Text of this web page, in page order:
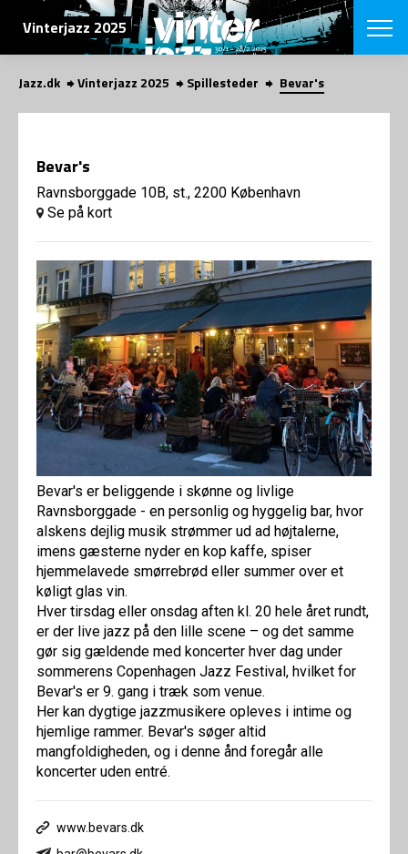
SØG
Vinterjazz 2025
English
VINTERJAZZ
App
App
Presse/
Om
Om
Kontakt
Om fonden
Om
SHOP
Jazz.dk Vinterjazz 2025 Spillesteder Bevar's
Bevar's
Ravnsborggade 10B, st., 2200 København
Se på kort
Bevar's er beliggende i skønne og livlige
Ravnsborggade - en personlig og hyggelig bar, hvor
alskens dejlig musik strømmer ud ad højtalerne,
imens gæsterne nyder en kop kaffe, spiser
hjemmelavede smørrebrød eller summer over et
køligt glas vin.
Hver tirsdag eller onsdag aften kl. 20 hele året rundt,
er der live jazz på den lille scene – og det samme
gør sig gældende med koncerter hver dag under
sommerens Copenhagen Jazz Festival, hvilket for
Bevar's er 9. gang i træk som venue.
Her kan dygtige jazzmusikere opleves i intime og
hjemlige rammer. Bevar's søger altid
mangfoldigheden, og i denne ånd foregår alle
koncerter uden entré.
www.bevars.dk